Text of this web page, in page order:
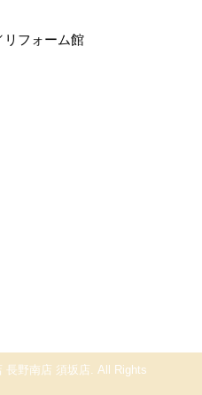
リフォーム館
長野南店 須坂店. All Rights